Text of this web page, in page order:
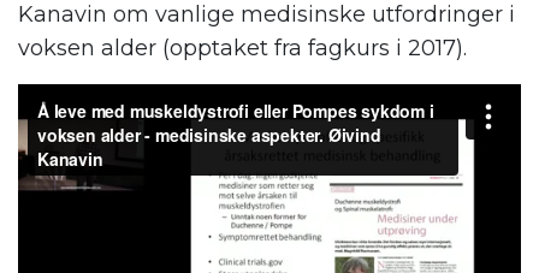
Kanavin om vanlige medisinske utfordringer i
voksen alder (opptaket fra fagkurs i 2017).